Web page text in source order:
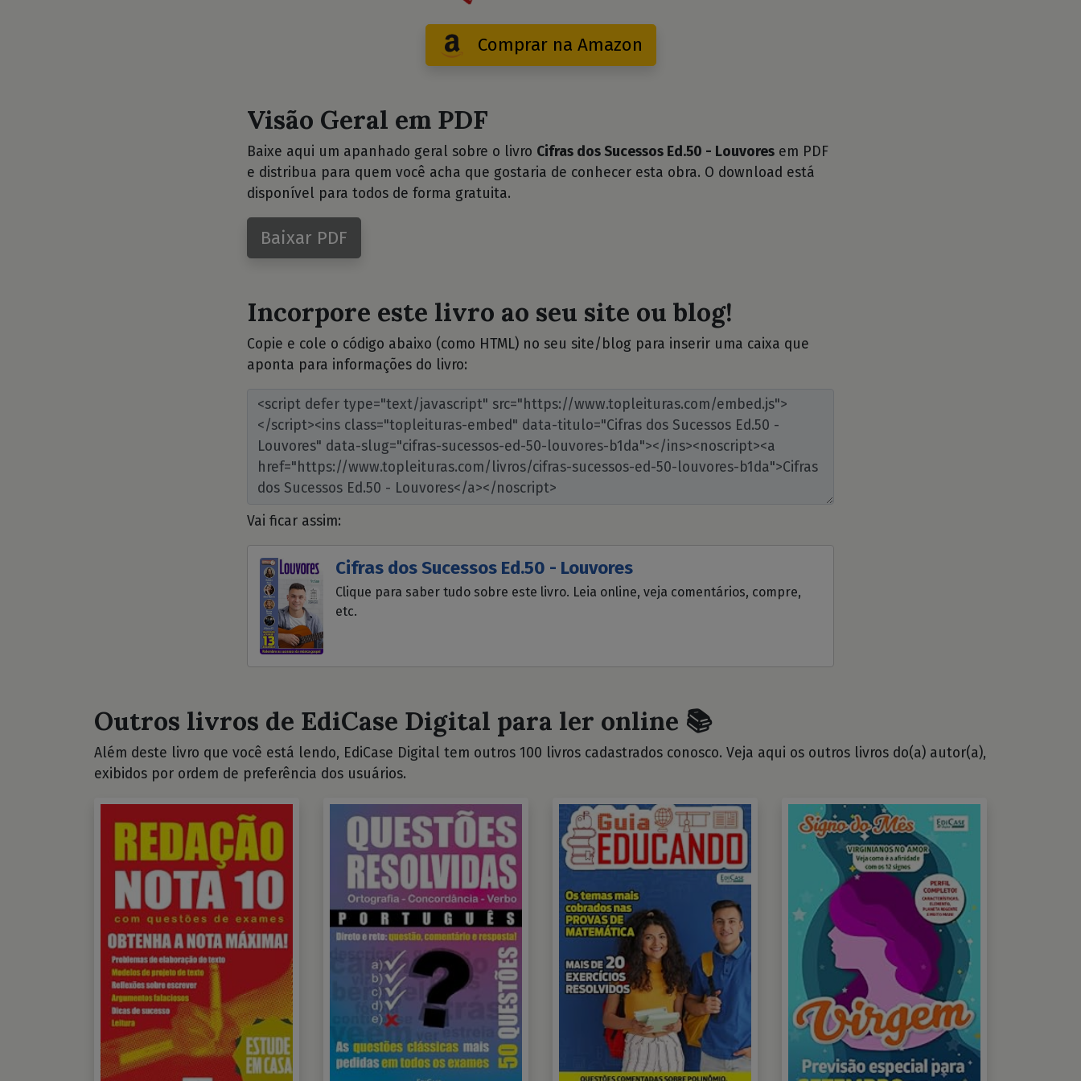
Comprar na Amazon
Visão Geral em PDF
Baixe aqui um apanhado geral sobre o livro Cifras dos Sucessos Ed.50 - Louvores em PDF
e distribua para quem você acha que gostaria de conhecer esta obra. O download está
disponível para todos de forma gratuita.
Baixar PDF
Incorpore este livro ao seu site ou blog!
Copie e cole o código abaixo (como HTML) no seu site/blog para inserir uma caixa que
aponta para informações do livro:
Vai ficar assim:
Cifras dos Sucessos Ed.50 - Louvores
Clique para saber tudo sobre este livro. Leia online, veja comentários, compre,
etc.
Outros livros de EdiCase Digital para ler online 📚
Além deste livro que você está lendo, EdiCase Digital tem outros 100 livros cadastrados conosco. Veja aqui os outros livros do(a) autor(a),
exibidos por ordem de preferência dos usuários.